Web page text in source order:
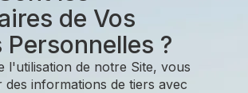
de Vos
Personnelles ?
l'utilisation de notre Site, vous
informations de tiers avec